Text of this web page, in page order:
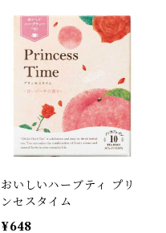
おいしいハーブティ プリ
ンセスタイム
¥648